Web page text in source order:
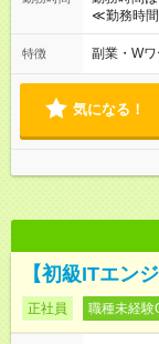
や頑張り
上アップした社員も。 エンジ
87％。 ス
す！ 【試用期間】試用期間あり 試用期間の長さ：6ヶ月 ※ 雇用
形態と給
中途採用
なし残業
別途支給
≪勤務時間
分～19時
間） ＼平日夜も、ちゃんと「自分時間」がつくれます／ 残業は
やサウナ
特徴 副業・W
気になる！
【初級ITエン
正社員 職種未経験